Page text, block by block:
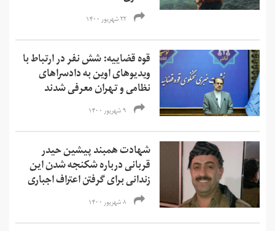
۲۲ شهریور ۱۴۰۰
قوه قضاییه: شش نفر در ارتباط با
ویدیوهای اوین به دادسرا‌های
نظامی و تهران معرفی شدند
۹ شهریور ۱۴۰۰
شهادت همبند پیشین حیدر
قربانی درباره شکنجه‌ شدن این
زندانی برای گرفتن اعتراف اجباری
۸ شهریور ۱۴۰۰